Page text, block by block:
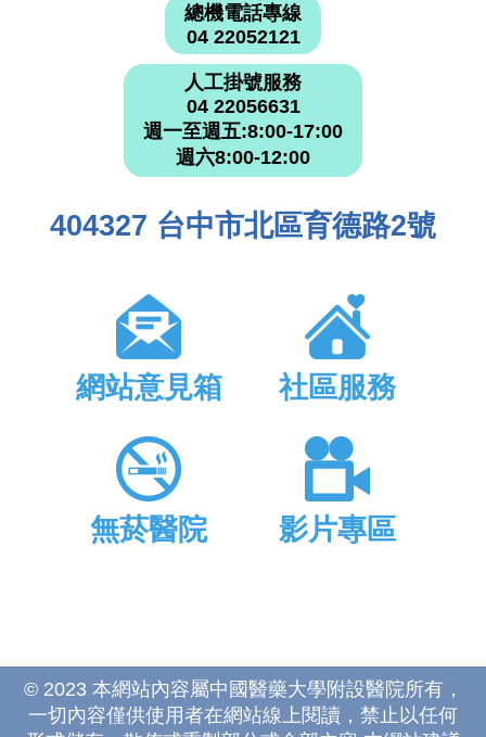
總機電話專線
04 22052121
人工掛號服務
04 22056631
週一至週五:8:00-17:00
週六8:00-12:00
404327 台中市北區育德路2號
網站意見箱 社區服務
無菸醫院 影片專區
© 2023 本網站內容屬中國醫藥大學附設醫院所有，
一切內容僅供使用者在網站線上閱讀，禁止以任何